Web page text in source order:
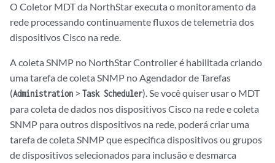
O Coletor MDT da NorthStar executa o monitoramento da
rede processando continuamente fluxos de telemetria dos
dispositivos Cisco na rede.
A coleta SNMP no NorthStar Controller é habilitada criando
uma tarefa de coleta SNMP no Agendador de Tarefas
(Administration > Task Scheduler). Se você quiser usar o MDT
para coleta de dados nos dispositivos Cisco na rede e coleta
SNMP para outros dispositivos na rede, poderá criar uma
tarefa de coleta SNMP que especifica dispositivos ou grupos
de dispositivos selecionados para inclusão e desmarca